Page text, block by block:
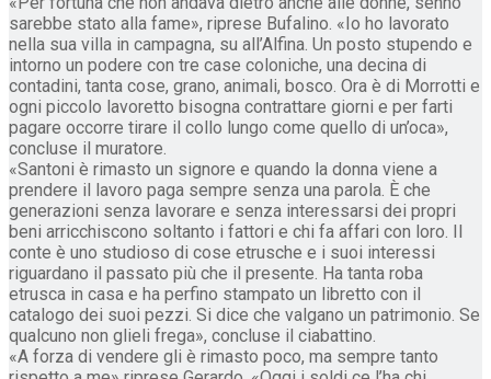
sarebbe stato alla fame», riprese Bufalino. «Io ho lavorato
nella sua villa in campagna, su all’Alfina. Un posto stupendo e
intorno un podere con tre case coloniche, una decina di
contadini, tanta cose, grano, animali, bosco. Ora è di Morrotti e
ogni piccolo lavoretto bisogna contrattare giorni e per farti
pagare occorre tirare il collo lungo come quello di un’oca»,
concluse il muratore.
«Santoni è rimasto un signore e quando la donna viene a
prendere il lavoro paga sempre senza una parola. È che
generazioni senza lavorare e senza interessarsi dei propri
beni arricchiscono soltanto i fattori e chi fa affari con loro. Il
conte è uno studioso di cose etrusche e i suoi interessi
riguardano il passato più che il presente. Ha tanta roba
etrusca in casa e ha perfino stampato un libretto con il
catalogo dei suoi pezzi. Si dice che valgano un patrimonio. Se
qualcuno non glieli frega», concluse il ciabattino.
«A forza di vendere gli è rimasto poco, ma sempre tanto